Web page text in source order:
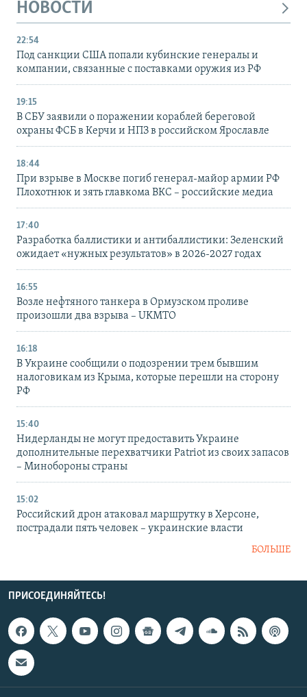
НОВОСТИ
22:54
Под санкции США попали кубинские генералы и
компании, связанные с поставками оружия из РФ
19:15
В СБУ заявили о поражении кораблей береговой
охраны ФСБ в Керчи и НПЗ в российском Ярославле
18:44
При взрыве в Москве погиб генерал-майор армии РФ
Плохотнюк и зять главкома ВКС – российские медиа
17:40
Разработка баллистики и антибаллистики: Зеленский
ожидает «нужных результатов» в 2026-2027 годах
16:55
Возле нефтяного танкера в Ормузском проливе
произошли два взрыва – UKMTO
16:18
В Украине сообщили о подозрении трем бывшим
налоговикам из Крыма, которые перешли на сторону
РФ
15:40
Нидерланды не могут предоставить Украине
дополнительные перехватчики Patriot из своих запасов
– Минобороны страны
15:02
Российский дрон атаковал маршрутку в Херсоне,
пострадали пять человек – украинские власти
БОЛЬШЕ
ПРИСОЕДИНЯЙТЕСЬ!